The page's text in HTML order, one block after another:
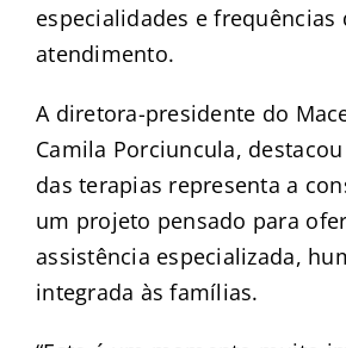
especialidades e frequências
atendimento.
A diretora-presidente do
Camila Porciuncula,
das terapias representa a
um projeto pensado para
assistência especializada,
integrada às famílias.